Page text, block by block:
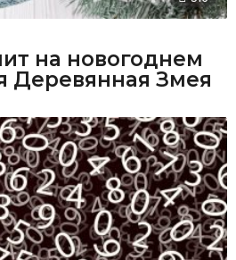
на новогоднем
Деревянная Змея